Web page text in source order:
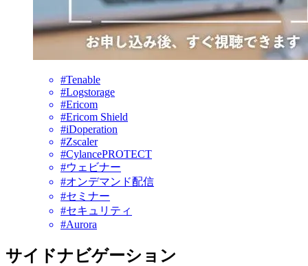
#Tenable
#Logstorage
#Ericom
#Ericom Shield
#iDoperation
#Zscaler
#CylancePROTECT
#ウェビナー
#オンデマンド配信
#セミナー
#セキュリティ
#Aurora
サイドナビゲーション